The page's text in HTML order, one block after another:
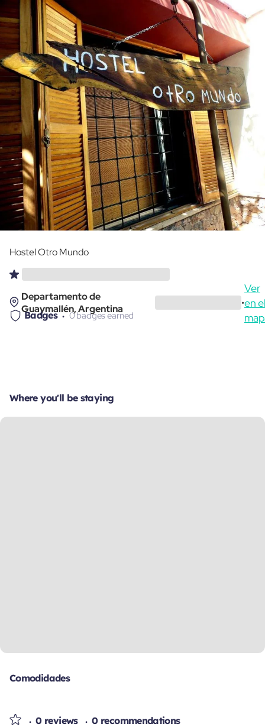
Hostel Otro Mundo
Departamento de
Guaymallén, Argentina
•
Ver
en
Badges 0 badges earned
Where you'll be staying
Comodidades
0 reviews 0 recommendations